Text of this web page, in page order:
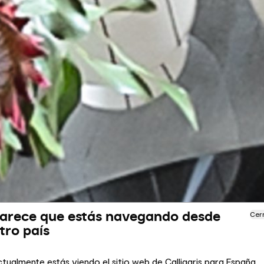
que estás navegando desde
país
estás viendo el sitio web de Calligaris para España.